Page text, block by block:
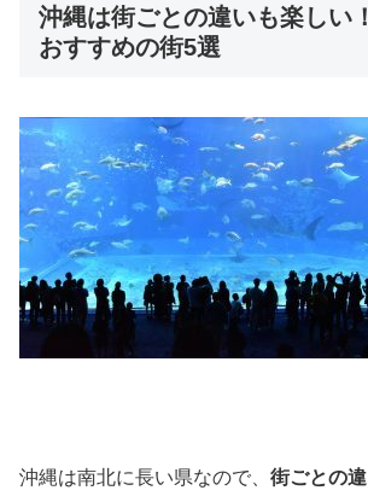
沖縄は街ごとの違いも楽しい
おすすめの街5選
沖縄は南北に長い県なので、 街ごとの